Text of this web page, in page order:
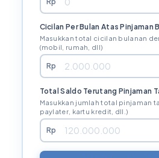
Cicilan Per Bulan Atas Pinjaman
Masukkan total cicilan bulanan
(mobil, rumah, dll)
Rp
Total Saldo Terutang Pinjaman
Masukkan jumlah total pinjaman
paylater, kartu kredit, dll.)
Rp